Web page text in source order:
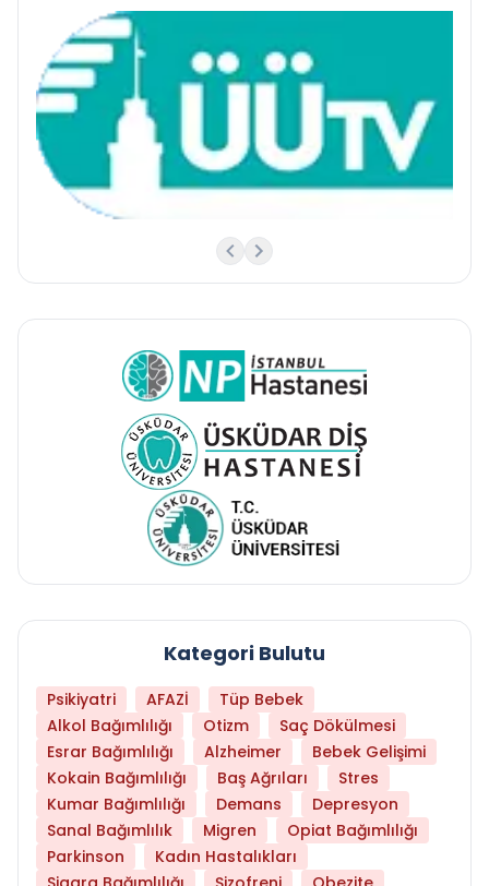
Kategori Bulutu
Psikiyatri AFAZİ
Tüp Bebek
Alkol Bağımlılığı
Otizm
Saç Dökülmesi
Esrar Bağımlılığı
Alzheimer
Bebek Gelişimi
Kokain Bağımlılığı
Baş Ağrıları
Stres
Kumar Bağımlılığı
Demans
Depresyon
Sanal Bağımlılık
Migren
Opiat Bağımlılığı
Parkinson
Kadın Hastalıkları